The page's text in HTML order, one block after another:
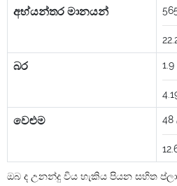
අභ්යන්තර මානයන්
බර 1.9
වෙළුම 48
ඔබ ද උනන්දු විය හැකිය පියන සහිත